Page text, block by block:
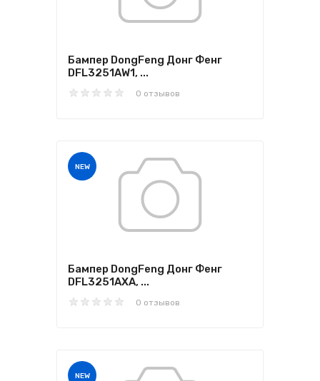
Бампер DongFeng Донг Фенг
DFL3251AW1, ...
0 отзывов
NEW
Бампер DongFeng Донг Фенг
DFL3251AXA, ...
0 отзывов
NEW